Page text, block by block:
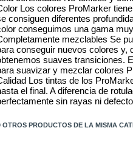
Los colores ProMarker
consiguen diferentes
conseguimos una gama
mezclables Se
conseguir nuevos colores y,
suaves transiciones.
suavizar y mezclar colores
Los tintas de los
el final. A diferencia de
sin rayas ni
OTROS PRODUCTOS DE LA MISMA